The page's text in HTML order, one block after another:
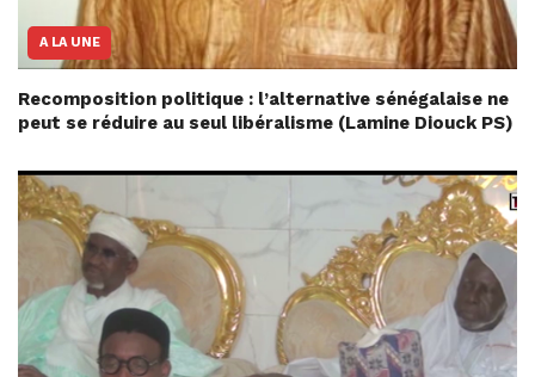
A LA UNE
Recomposition politique : l’alternative sénégalaise ne
peut se réduire au seul libéralisme (Lamine Diouck PS)